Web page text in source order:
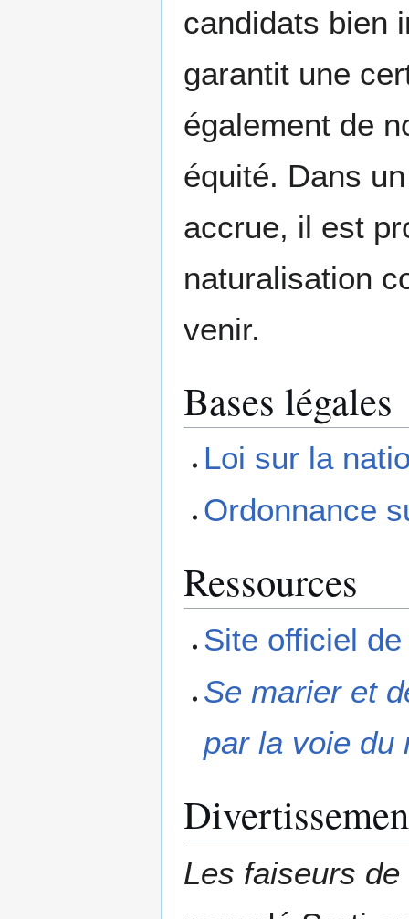
candidats bien
garantit une
également de
équité. Dans
accrue, il est
naturalisation
venir.
Bases légales
Loi sur la
Ordonnance
Ressources
Site officiel
Se marier et
par la voie du
Les faiseurs